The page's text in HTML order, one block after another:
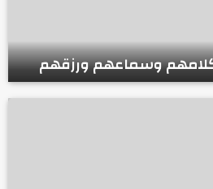
وسماعهم ورزقهم